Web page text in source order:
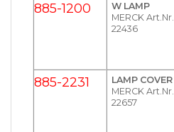
885-1200
W LAMP
MERCK Art.Nr.
22436
885-2231
LAMP COVER
MERCK Art.Nr.
22657